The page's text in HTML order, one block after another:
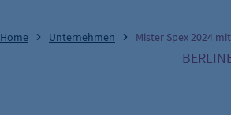
Home Unternehmen Mister Spex 2024